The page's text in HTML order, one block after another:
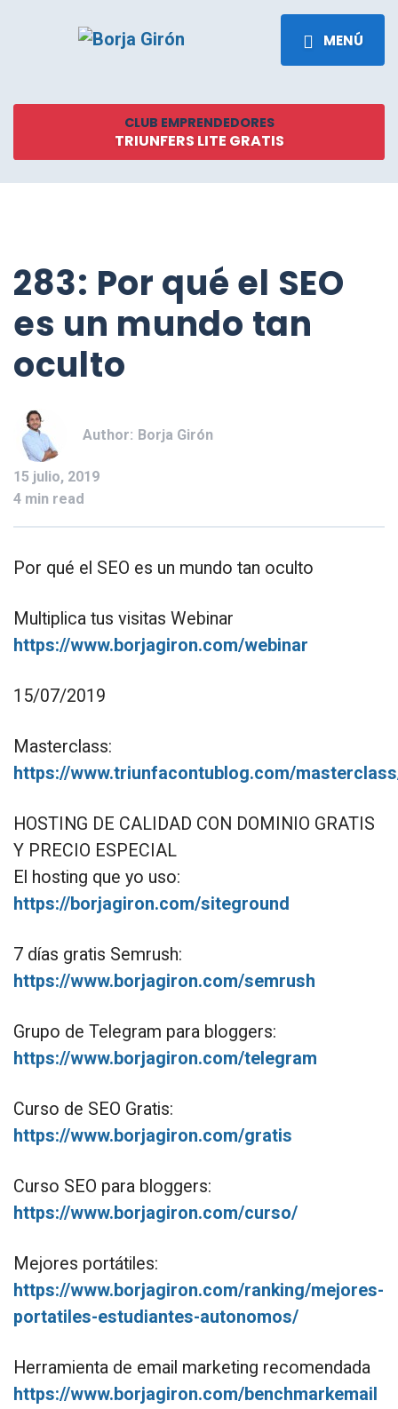
MENÚ
CLUB EMPRENDEDORES
TRIUNFERS LITE GRATIS
283: Por qué el SEO
es un mundo tan
oculto
Author: Borja Girón
15 julio, 2019
4 min read
Por qué el SEO es un mundo tan oculto
Multiplica tus visitas Webinar
https://www.borjagiron.com/webinar
15/07/2019
Masterclass:
https://www.triunfacontublog.com/
HOSTING DE CALIDAD CON DOMINIO GRATIS
Y PRECIO ESPECIAL
El hosting que yo uso:
https://borjagiron.com/siteground
7 días gratis Semrush:
https://www.borjagiron.com/semrush
Grupo de Telegram para bloggers:
https://www.borjagiron.com/telegram
Curso de SEO Gratis:
https://www.borjagiron.com/gratis
Curso SEO para bloggers:
https://www.borjagiron.com/curso/
Mejores portátiles:
https://www.borjagiron.com/ranking/mejores-
portatiles-estudiantes-autonomos/
Herramienta de email marketing recomendada
https://www.borjagiron.com/benchmarkemail